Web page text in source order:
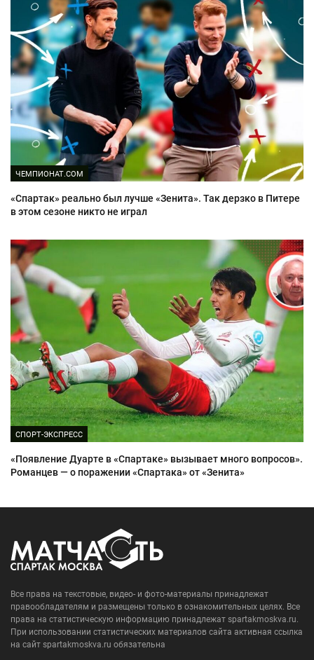
ЧЕМПИОНАТ.COM
«Спартак» реально был лучше «Зенита». Так дерзко в Питере
в этом сезоне никто не играл
СПОРТ-ЭКСПРЕСС
«Появление Дуарте в «Спартаке» вызывает много вопросов».
Романцев — о поражении «Спартака» от «Зенита»
Все права на текстовые, видео- и фото-материалы принадлежат
правообладателям и размещены только в ознакомительных целях. Все
права на статистическую информацию принадлежат spartakmoskva.ru.
При использовании статистических материалов сайта активная ссылка
на сайт spartakmoskva.ru обязательна